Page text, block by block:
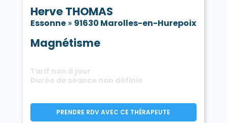
Herve THOMAS
Essonne» 91630 Marolles-en-Hurepoix
Magnétisme
Tarif non à jour
Durée de séance non définie
PRENDRE RDV AVEC CE THÉRAPEUTE